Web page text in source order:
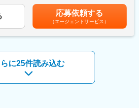
ロジーで牽引し、モダンな思考やプロセスを
客様や社会に最大の価値を継続的に提供して
ェッショナルなエンジニアリング集団の独立
ルイノベーションオフィス」を新設いたしま
し※就業規則 第44条に基づき出向を命じる
Docker, Terraform
PostgreSQL
Argo CD
Visual Studio Code, Claude Code, Jira,
年1回（6月）・所定時間外労働：有（時間外
ず30時間分の固定時間外手当を支給、30時間
については別途時間外手当を支給）※管理監督
、固定時間外手当の支給対象外賃金はあくま
定手当を含めた表記です。
応募依頼する
（エージェントサービス）
らに25件読み込む